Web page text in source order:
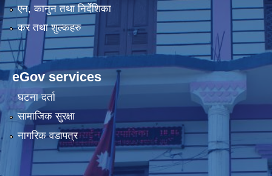
एन, कानुन तथा निर्देशिका
कर तथा शुल्कहरु
eGov services
घटना दर्ता
सामाजिक सुरक्षा
नागरिक वडापत्र